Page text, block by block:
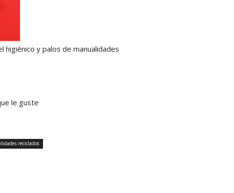
higiénico y palos de manualidades
le guste
reciclados